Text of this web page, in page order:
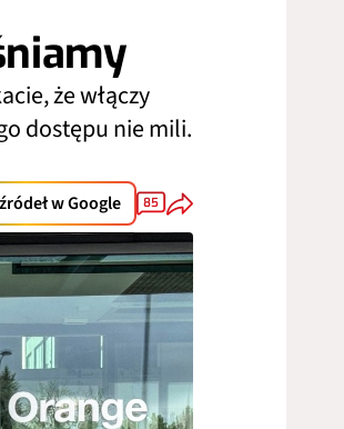
że włączy
dostępu nie mili.
w Google 85